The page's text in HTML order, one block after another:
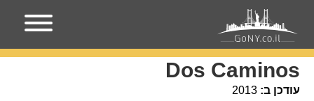
עמוד הבית מקומות בניו-יורק
Dos Caminos
עודכן ב: 2013